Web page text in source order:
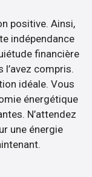
positive. Ainsi,
indépendance
financière
compris.
idéale. Vous
énergétique
N’attendez
une énergie